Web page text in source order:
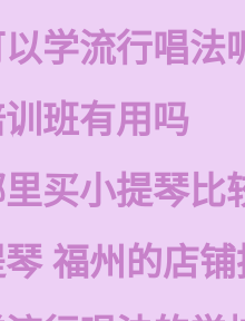
学流行唱法
班有用吗
买小提琴比
福州的店